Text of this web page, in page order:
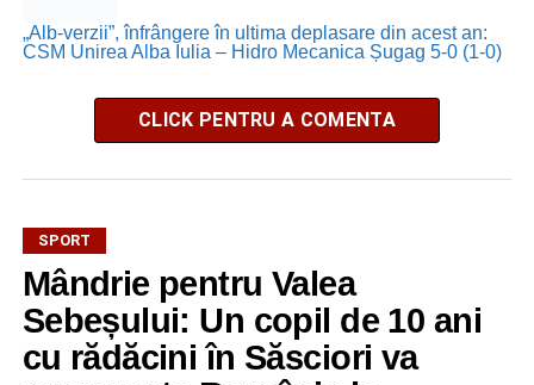
„Alb-verzii”, înfrângere în ultima deplasare din acest an:
CSM Unirea Alba Iulia – Hidro Mecanica Șugag 5-0 (1-0)
CLICK PENTRU A COMENTA
SPORT
Mândrie pentru Valea
Sebeșului: Un copil de 10 ani
cu rădăcini în Săsciori va